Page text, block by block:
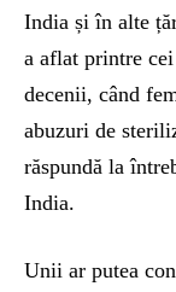
India și în alte
a aflat printre
decenii, când
abuzuri de
răspundă la
India.
Unii ar putea